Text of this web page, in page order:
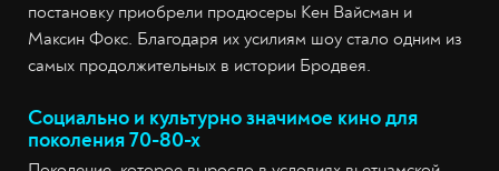
постановку приобрели продюсеры Кен Вайсман и
Максин Фокс. Благодаря их усилиям шоу стало одним из
самых продолжительных в истории Бродвея.
Социально и культурно значимое кино для
поколения 70-80-х